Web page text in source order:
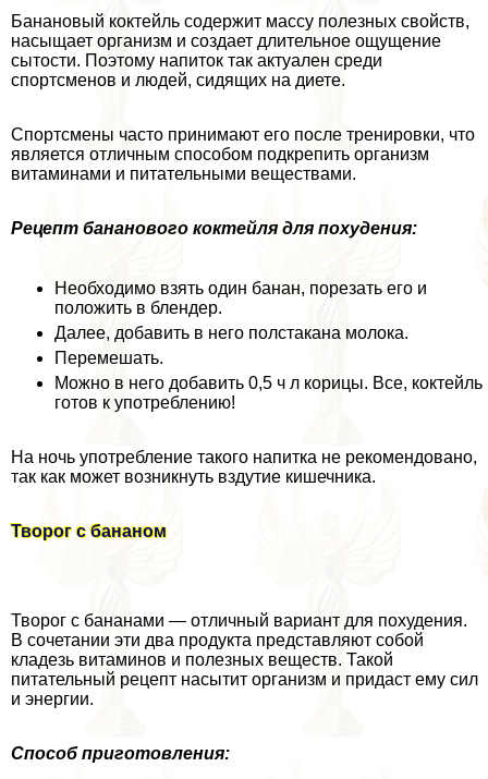
Банановый коктейль содержит массу полезных свойств,
насыщает организм и создает длительное ощущение
сытости. Поэтому напиток так актуален среди
спортсменов и людей, сидящих на диете.
Спортсмены часто принимают его после тренировки, что
является отличным способом подкрепить организм
витаминами и питательными веществами.
Рецепт бананового коктейля для похудения:
Необходимо взять один банан, порезать его и
положить в блендер.
Далее, добавить в него полстакана молока.
Перемешать.
Можно в него добавить 0,5 ч л корицы. Все, коктейль
готов к употрeблению!
На ночь употрeбление такого напитка не рекомендовано,
так как может возникнуть вздутие кишечника.
Творог с бананом
Творог с бананами — отличный вариант для похудения.
В сочетании эти два продукта представляют собой
кладезь витаминов и полезных веществ. Такой
питательный рецепт насытит организм и придаст ему сил
и энергии.
Способ приготовления: